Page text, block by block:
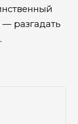
разгадать